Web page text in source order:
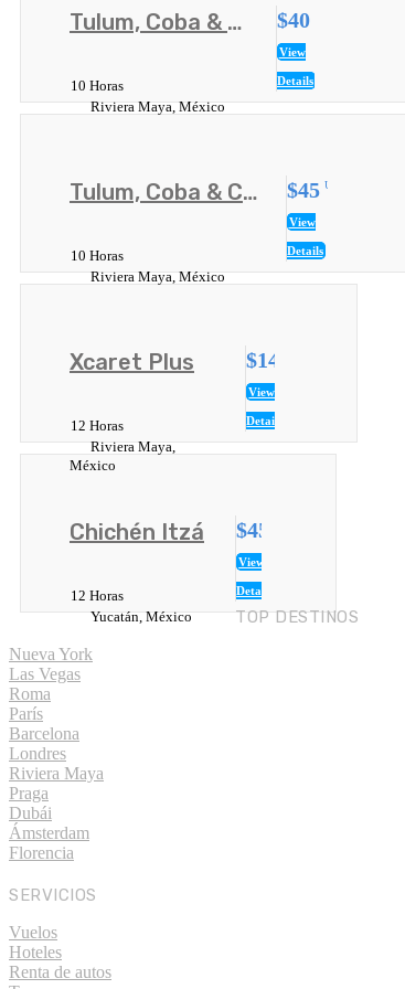
Tulum, Coba & Playa
10 Horas
Riviera Maya, México
$40
View
Details
Tulum, Coba & Cenote
10 Horas
Riviera Maya, México
$45 USD
View
Details
Xcaret Plus
12 Horas
Riviera Maya,
México
$140
View
Details
Chichén Itzá
12 Horas
Yucatán, México
$45
View
Details
TOP DESTINOS
Nueva York
Las Vegas
Roma
París
Barcelona
Londres
Riviera Maya
Praga
Dubái
Ámsterdam
Florencia
SERVICIOS
Vuelos
Hoteles
Renta de autos